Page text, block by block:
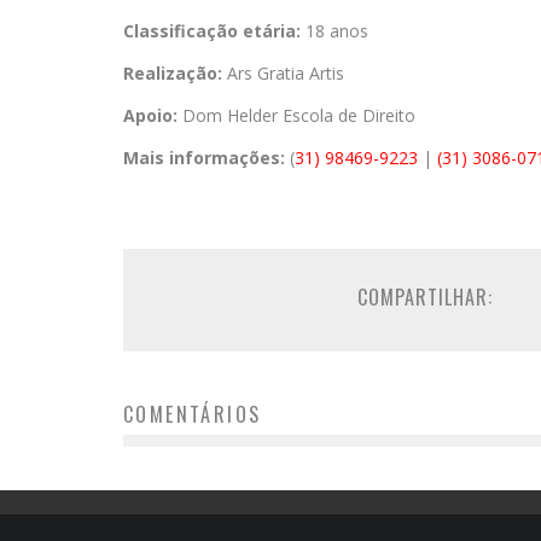
Classificação etária: 18 anos
Realização: Ars Gratia Artis
Apoio: Dom Helder Escola de Direito
Mais informações: (31) 98469-9223 | (31) 3086-
COMPARTILHAR:
COMENTÁRIOS